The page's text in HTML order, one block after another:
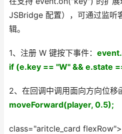
JSBridge 配置），可通过监听
辑。
1、注册 W 键按下事件：
if (e.key == "W" && e.state
2、在回调中调用面向方向位移
moveForward(player, 0.5);
class="aritcle_card flexRow">